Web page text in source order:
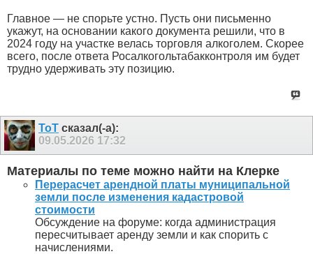
Главное — не спорьте устно. Пусть они письменно
укажут, на основании какого документа решили, что в
2024 году на участке велась торговля алкоголем. Скорее
всего, после ответа Росалкогольтабакконтроля им будет
трудно удерживать эту позицию.
ToT сказал(-а):
09.05.2026 17:32
Материалы по теме можно найти на Клерке
Перерасчет арендной платы муниципальной
земли после изменения кадастровой
стоимости
Обсуждение на форуме: когда администрация
пересчитывает аренду земли и как спорить с
начислениями.